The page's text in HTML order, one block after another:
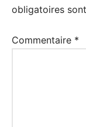
obligatoires
Commentaire *